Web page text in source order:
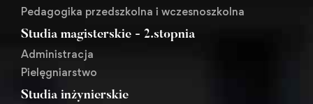
Pedagogika przedszkolna i wczesnoszkolna
Studia magisterskie - 2.stopnia
Administracja
Pielęgniarstwo
Studia inżynierskie